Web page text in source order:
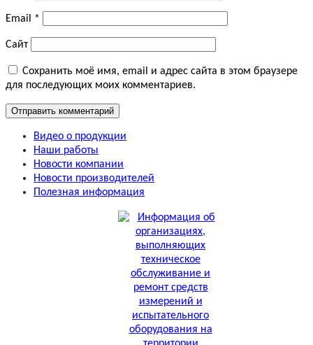
Email *
Сайт
Сохранить моё имя, email и адрес сайта в этом браузере
для последующих моих комментариев.
Видео о продукции
Наши работы
Новости компании
Новости производителей
Полезная информация